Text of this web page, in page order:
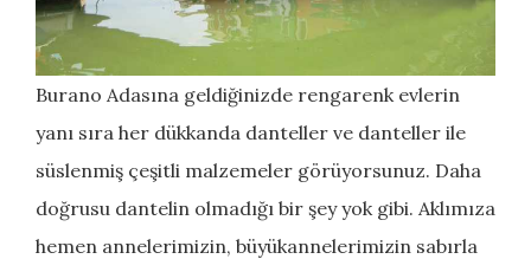
Burano Adasına geldiğinizde rengarenk evlerin
yanı sıra her dükkanda danteller ve danteller ile
süslenmiş çeşitli malzemeler görüyorsunuz. Daha
doğrusu dantelin olmadığı bir şey yok gibi. Aklımıza
hemen annelerimizin, büyükannelerimizin sabırla